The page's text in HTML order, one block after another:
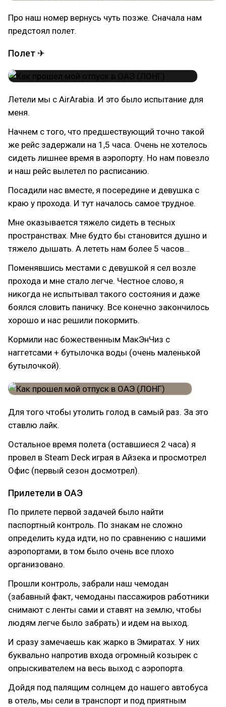
Про наш номер вернусь чуть позже. Сначала нам
предстоял полет.
Полет ✈
Летели мы с AirArabia. И это было испытание для
меня.
Начнем с того, что предшествующий точно такой
же рейс задержали на 1,5 часа. Очень не хотелось
сидеть лишнее время в аэропорту. Но нам повезло
и наш рейс вылетел по расписанию.
Посадили нас вместе, я посередине и девушка с
краю у прохода. И тут началось самое трудное.
Мне оказывается тяжело сидеть в тесных
пространствах. Мне будто бы становится душно и
тяжело дышать. А лететь нам более 5 часов…
Поменявшись местами с девушкой я сел возле
прохода и мне стало легче. Честное слово, я
никогда не испытывал такого состояния и даже
боялся словить паничку. Все конечно закончилось
хорошо и нас решили покормить.
Кормили нас божественным МакЭнЧиз с
наггетсами + бутылочка воды (очень маленькой
бутылочкой).
Для того чтобы утолить голод в самый раз. За это
ставлю лайк.
Остальное время полета (оставшиеся 2 часа) я
провел в Steam Deck играя в Айзека и просмотрел
Офис (первый сезон досмотрел).
Прилетели в ОАЭ
По прилете первой задачей было найти
паспортный контроль. По знакам не сложно
определить куда идти, но по сравнению с нашими
аэропортами, в том было очень все плохо
организовано.
Прошли контроль, забрали наш чемодан
(забавный факт, чемоданы пассажиров работники
снимают с ленты сами и ставят на землю, чтобы
людям легче было забрать) и идем на выход.
И сразу замечаешь как жарко в Эмиратах. У них
буквально напротив входа огромный козырек с
опрыскивателем на весь выход с аэропорта.
Дойдя под палящим солнцем до нашего автобуса
в отель, мы сели в транспорт и под приятным